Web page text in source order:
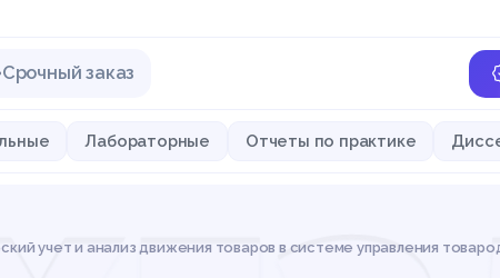
Срочный заказ
Лабораторные Отчеты по практике
учет и анализ движения товаров в системе управления